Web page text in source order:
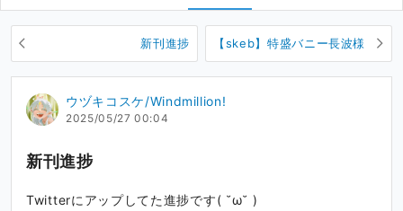
新刊進捗 【skeb】特盛バニー長波様
ウヅキコスケ/Windmillion!
2025/05/27 00:04
新刊進捗
Twitterにアップしてた進捗です( ˘ω˘ )